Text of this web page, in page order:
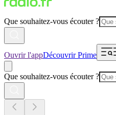
Que souhaitez-vous écouter ?
Ouvrir l'appDécouvrir Prime
Que souhaitez-vous écouter ?